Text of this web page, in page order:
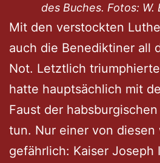
des Buches. Fotos: W.
Mit den verstockten
auch die Benediktiner all
Not. Letztlich
hatte hauptsächlich mit
Faust der
tun. Nur einer von diesen
gefährlich: Kaiser Joseph